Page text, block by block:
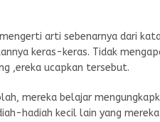
arti sebenarnya dari
keras-keras. Tidak
,ereka ucapkan tersebut.
mereka belajar
hadiah kecil lain yang